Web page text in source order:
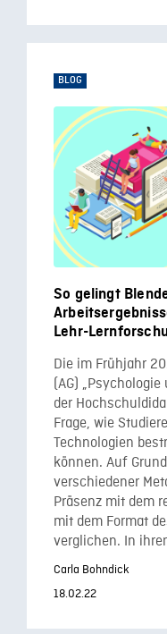
BLOG
So gelingt
Lehr-
Die im Frühjahr
(AG)
der
Frage, wie
Technologien
können. Auf
verschiedener
Präsenz mit dem
mit dem Format
verglichen. In
Carla Bohndick
18.02.22